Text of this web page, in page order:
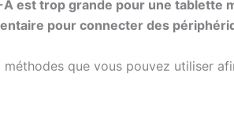
A est trop grande pour une tablette
pour connecter des
que vous pouvez utiliser